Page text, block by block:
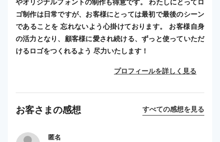
ゴ制作は日常ですが、お客様にとっては最初で最後のシーン
であることを 忘れないよう心掛けております。 お客様自身
の活力となり、顧客様に愛され続ける、ずっと使っていただ
けるロゴをつくれるよう 尽力いたします！
プロフィールを詳しく見る
お客さまの感想 すべての感想を見る
匿名